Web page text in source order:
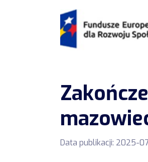
Data publikacji: 2025-